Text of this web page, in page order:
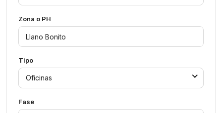
Zona o PH
Tipo
Oficinas
Fase